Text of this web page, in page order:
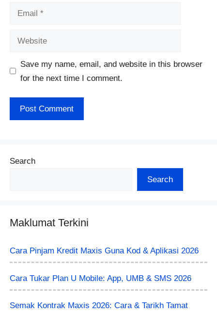
Email
Website
Save my name, email, and website in this browser
for the next time I comment.
Search
Search
Maklumat Terkini
Cara Pinjam Kredit Maxis Guna Kod & Aplikasi 2026
Cara Tukar Plan U Mobile: App, UMB & SMS 2026
Semak Kontrak Maxis 2026: Cara & Tarikh Tamat